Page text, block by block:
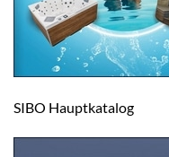
SIBO Hauptkatalog